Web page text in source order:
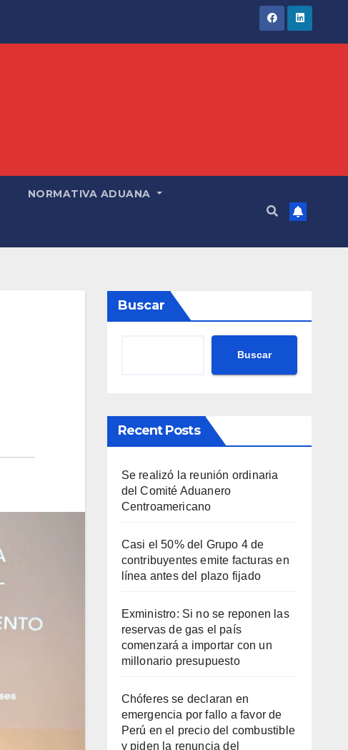
NORMATIVA ADUANA
Buscar
Buscar
Recent Posts
Se realizó la reunión ordinaria
del Comité Aduanero
Centroamericano
Casi el 50% del Grupo 4 de
contribuyentes emite facturas en
línea antes del plazo fijado
Exministro: Si no se reponen las
reservas de gas el país
comenzará a importar con un
millonario presupuesto
Chóferes se declaran en
emergencia por fallo a favor de
Perú en el precio del combustible
y piden la renuncia del